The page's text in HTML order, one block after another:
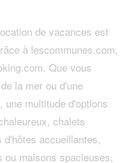
de vacances est
à lescommunes.com,
Que vous
la mer ou d'une
une multitude d'options
chalets
accueillantes,
ou maisons spacieuses,